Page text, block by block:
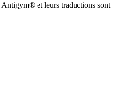
et leurs traductions sont